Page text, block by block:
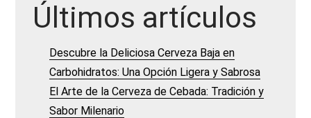
Últimos artículos
Descubre la Deliciosa Cerveza Baja en
Carbohidratos: Una Opción Ligera y Sabrosa
El Arte de la Cerveza de Cebada: Tradición y
Sabor Milenario